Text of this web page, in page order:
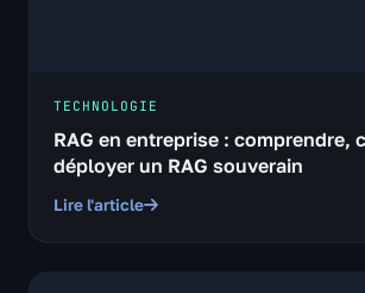
TECHNOLOGIE
RAG en entreprise : comprendre,
déployer un RAG souverain
Lire l'article